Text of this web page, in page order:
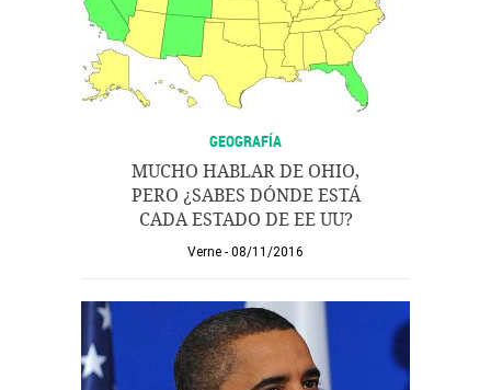
GEOGRAFÍA
MUCHO HABLAR DE OHIO,
PERO ¿SABES DÓNDE ESTÁ
CADA ESTADO DE EE UU?
Verne 08/11/2016